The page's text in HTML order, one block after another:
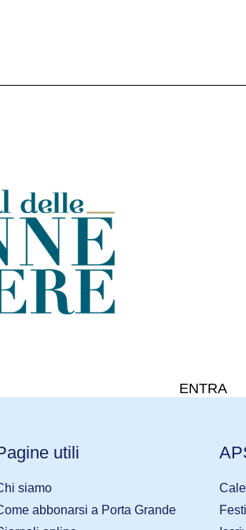
ENTRA
utili
siamo
abbonarsi a Porta Grande